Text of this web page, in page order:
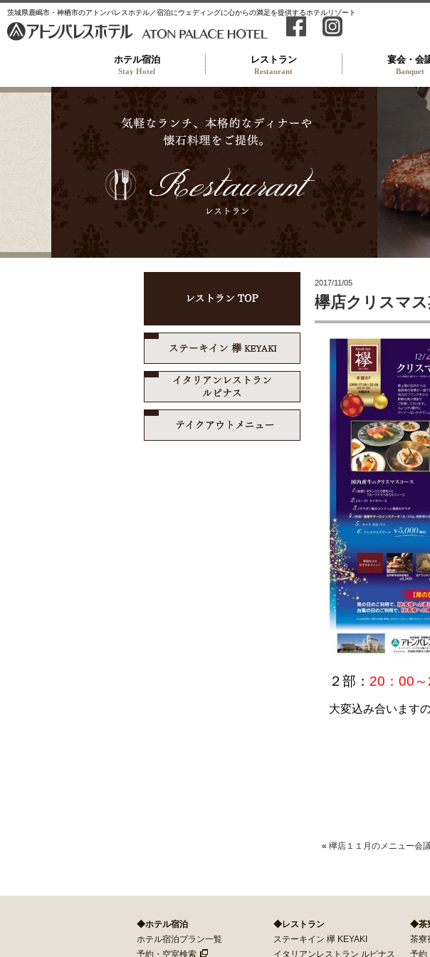
茨城県鹿嶋市・神栖市のアトンパレスホテル／宿泊にウェディングに心からの満足を提供するホテルリゾート
ホテル宿泊
Stay Hotel
レストラン
Restaurant
宴会・会
Banquet
2017/11/05
欅店クリスマ
２部： 20：00
大変込み合います
« 欅店１１月のメニュー会
レストラン TOP
ステーキイン 欅（けやき）
イタリアンレストラン ルピナ
テイクアウトメニュー
◆ホテル宿泊
ホテル宿泊プラン一覧
予約・空室検索
◆レストラン
ステーキイン 欅 KEYAKI
イタリアンレストラン ルピナス
◆茶
茶寮
予約